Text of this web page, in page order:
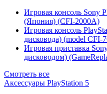
Игровая консоль Sony
(Япония) (CFI-2000A)
Игровая консоль
дисковода) (model
Игровая приставка
дисководом)
Смотреть все
Аксессуары PlayStation 5